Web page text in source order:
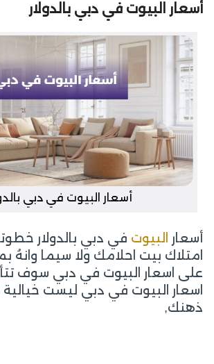
أسعار البيوت في دبي بالدولار
أسعار البيوت في دبي
أسعار البيوت في دبي بالدولار
امتلاك بيت احلامك ولا سيما وانهُ
على اسعار البيوت في دبي سوف
اسعار البيوت في دبي ليست
ذهنك,